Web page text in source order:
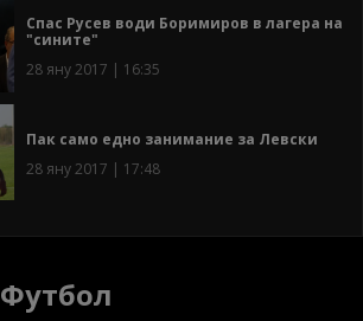
Спас Русев води Боримиров в лагера на
"сините"
28 яну 2017 | 16:35
Пак само едно занимание за Левски
28 яну 2017 | 17:48